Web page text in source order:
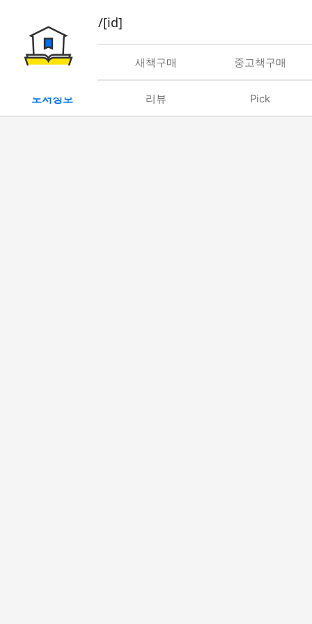
book/rent/[id]
대여 새책구매 중고책구매
도서정보 리뷰 Pick